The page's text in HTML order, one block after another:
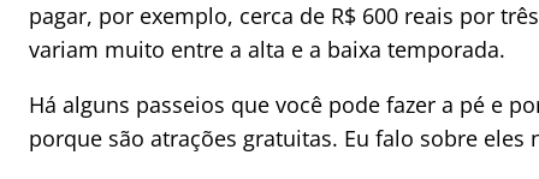
pagar, por exemplo, cerca de R$ 600 reais por
variam muito entre a alta e a baixa temporada.
Há alguns passeios que você pode fazer a pé e
porque são atrações gratuitas. Eu falo sobre eles